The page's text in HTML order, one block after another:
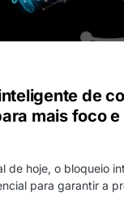
de
mais foco e
de hoje, o bloqueio
para garantir a